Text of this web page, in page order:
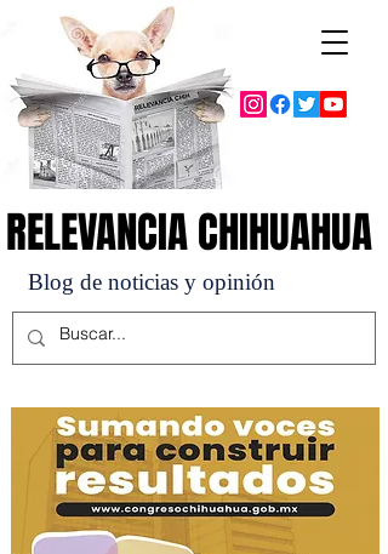
Blog de noticias y opinión
RELEVANCIA CHIHUAHUA
RELEVANCIA CHIHUAHUA